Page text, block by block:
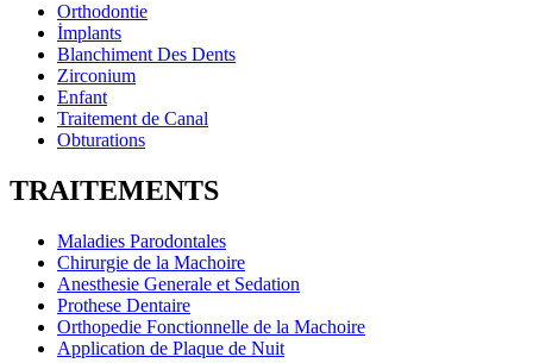
Orthodontie
İmplants
Blanchiment Des Dents
Zirconium
Enfant
Traitement de Canal
Obturations
TRAITEMENTS
Maladies Parodontales
Chirurgie de la Machoire
Anesthesie Generale et Sedation
Prothese Dentaire
Orthopedie Fonctionnelle de la Machoire
Application de Plaque de Nuit